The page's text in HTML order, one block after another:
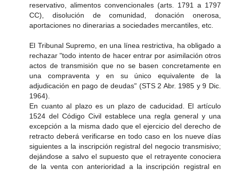
reservativo, alimentos convencionales (arts. 1791 a 1797
CC), disolución de comunidad, donación onerosa,
aportaciones no dinerarias a sociedades mercantiles, etc.
El Tribunal Supremo, en una línea restrictiva, ha obligado a
rechazar "todo intento de hacer entrar por asimilación otros
actos de transmisión que no se basen concretamente en
una compraventa y en su único equivalente de la
adjudicación en pago de deudas" (STS 2 Abr. 1985 y 9 Dic.
1964).
En cuanto al plazo es un plazo de caducidad. El artículo
1524 del Código Civil establece una regla general y una
excepción a la misma dado que el ejercicio del derecho de
retracto deberá verificarse en todo caso en los nueve días
siguientes a la inscripción registral del negocio transmisivo;
dejándose a salvo el supuesto que el retrayente conociera
de la venta con anterioridad a la inscripción registral en